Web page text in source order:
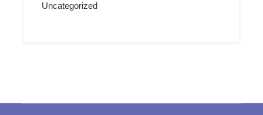
Uncategorized